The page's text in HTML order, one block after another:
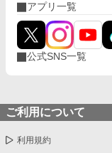
アプリ一覧
公式SNS一覧
ご利用について
利用規約